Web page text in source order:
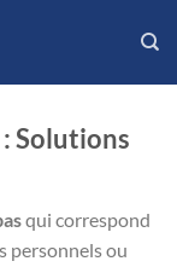
Solutions
qui correspond
personnels ou